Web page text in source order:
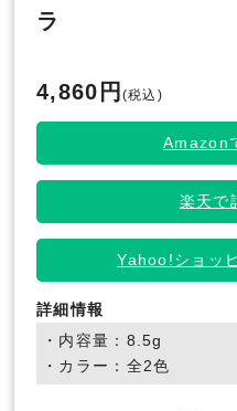
ラ
4,860円 (税込)
Amazon
楽天で
Yahoo!ショッ
詳細情報
・内容量：8.5g
・カラー：全2色